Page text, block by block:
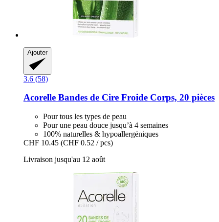
Ajouter
3.6 (58)
Acorelle Bandes de Cire Froide Corps, 20 pièces
Pour tous les types de peau
Pour une peau douce jusqu’à 4 semaines
100% naturelles & hypoallergéniques
CHF 10.45 (CHF 0.52 / pcs)
Livraison jusqu'au 12 août